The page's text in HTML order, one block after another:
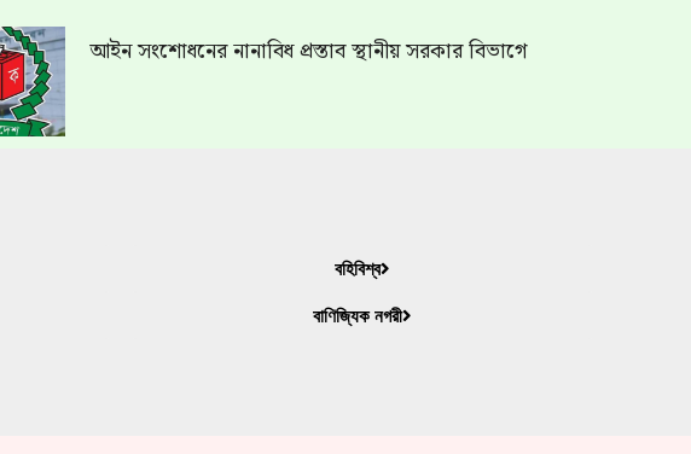
আইন সংশোধনের নানাবিধ প্রস্তাব স্থানীয় সরকার বিভাগে
বহিবিশ্ব
বাণিজ্যিক নগরী